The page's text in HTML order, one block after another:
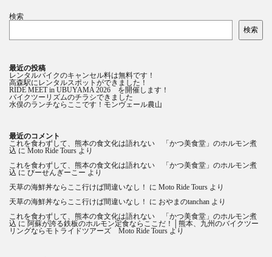
検索
検索
最近の投稿
レンタルバイクのキャンセル料は無料です！
高森駅にレンタルスポットができました！
RIDE MEET in UBUYAMA 2026 を開催します！
バイクツーリズムのチラシできました
水俣のランチならここです！モンヴェール農山
最近のコメント
これを食わずして、熊本の食文化は語れない 「かつ美食堂」のホルモン煮
込 に Moto Ride Tours より
これを食わずして、熊本の食文化は語れない 「かつ美食堂」のホルモン煮
込 に びーせんぎーこー より
天草の海鮮丼ならここ行けば間違いなし！
に Moto Ride Tours より
天草の海鮮丼ならここ行けば間違いなし！
に おやまのtanchan より
これを食わずして、熊本の食文化は語れない 「かつ美食堂」のホルモン煮
込 に 阿蘇が誇る鉄板のホルモン定食ならここだ！│熊本、九州のバイクツー
リングならモトライドツアーズ Moto Ride Tours より